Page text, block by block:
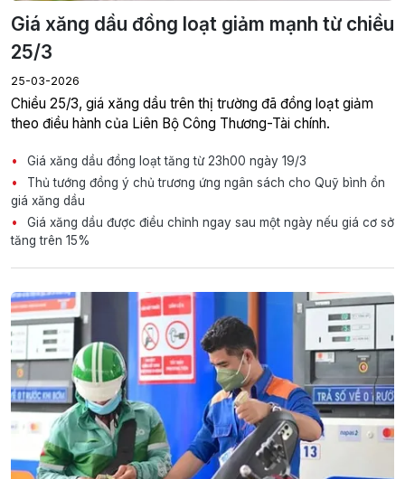
Giá xăng dầu đồng loạt giảm mạnh từ chiều
25/3
25-03-2026
Chiều 25/3, giá xăng dầu trên thị trường đã đồng loạt giảm
theo điều hành của Liên Bộ Công Thương-Tài chính.
Giá xăng dầu đồng loạt tăng từ 23h00 ngày 19/3
Thủ tướng đồng ý chủ trương ứng ngân sách cho Quỹ bình ổn
giá xăng dầu
Giá xăng dầu được điều chỉnh ngay sau một ngày nếu giá cơ sở
tăng trên 15%